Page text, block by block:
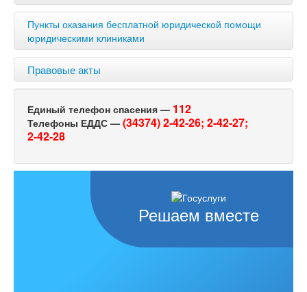
Пункты оказания бесплатной юридической помощи
юридическими клиниками
Правовые акты
Единый телефон спасения — 112
Телефоны ЕДДС — (34374) 2-42-26; 2-42-27;
2-42-28
Решаем вместе